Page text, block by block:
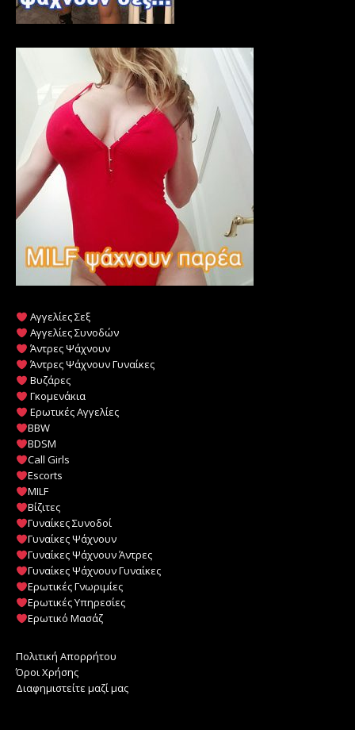
Αγγελίες Σεξ
Αγγελίες Συνοδών
Άντρες Ψάχνουν
Άντρες Ψάχνουν Γυναίκες
Βυζάρες
Γκομενάκια
Ερωτικές Αγγελίες
BBW
BDSM
Call Girls
Escorts
MILF
️Βίζιτες
Γυναίκες Συνοδοί
Γυναίκες Ψάχνουν
Γυναίκες Ψάχνουν Άντρες
Γυναίκες Ψάχνουν Γυναίκες
Ερωτικές Γνωριμίες
Ερωτικές Υπηρεσίες
Ερωτικό Μασάζ
Πολιτική Απορρήτου
Όροι Χρήσης
Διαφημιστείτε μαζί μας